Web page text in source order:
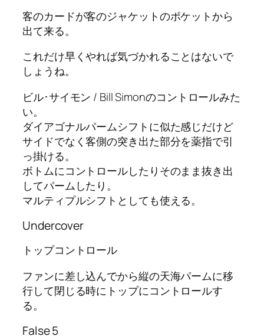
客のカードが客のジャケットのポケットから
出て来る。
これだけ早くやれば気づかれることはないで
しょうね。
ビル･サイモン / Bill Simonのコントロールみた
い。
ダイアゴナルパームシフトに似た感じだけど
サイドでなく客側の突き出た部分を薬指で引
っ掛ける。
ボトムにコントロールしたりそのまま抜き出
してパームしたり。
マルティプルシフトとしても使える。
Undercover
トップコントロール
ファンに差し込んでから縦の天海パームに移
行して閉じる時にトップにコントロールす
る。
False 5